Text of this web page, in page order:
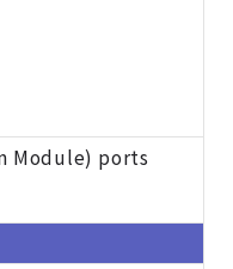
Module) ports